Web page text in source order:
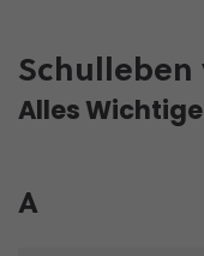
Schulleben
Alles
A